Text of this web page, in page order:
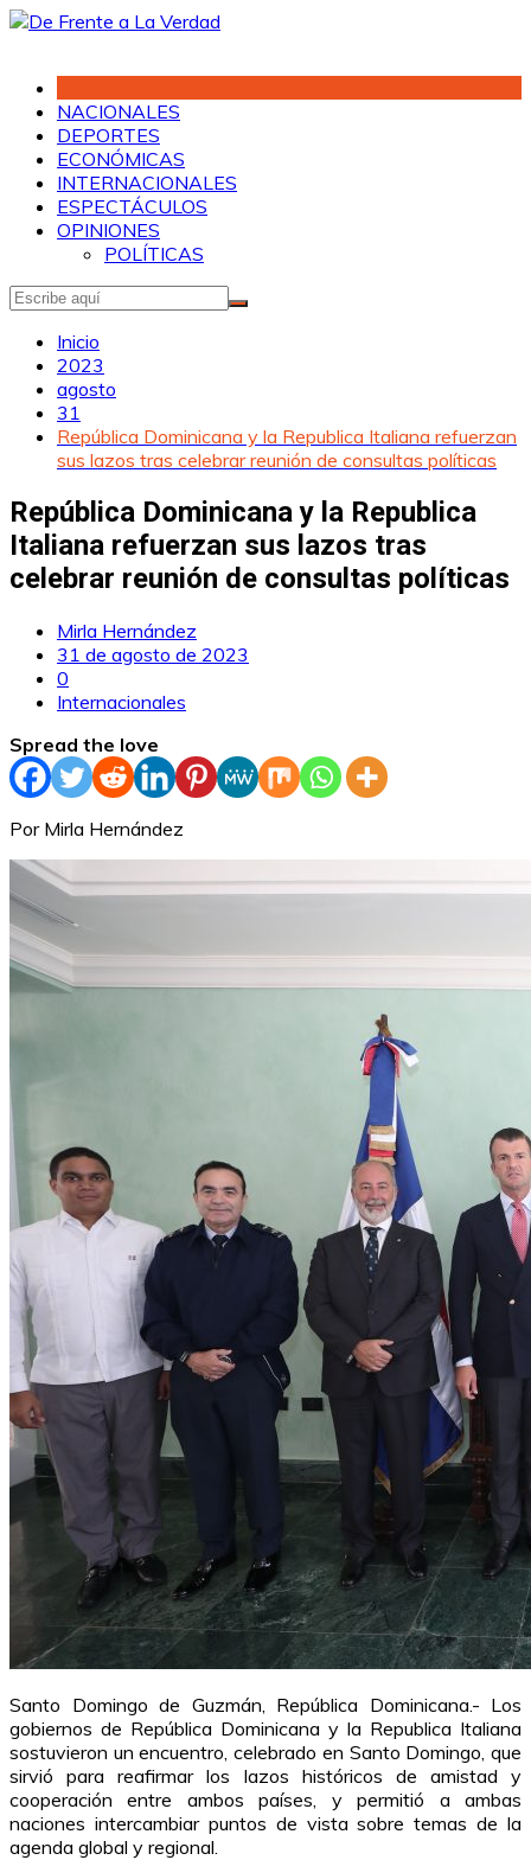
Saltar
NACIONALES
DEPORTES
ECONÓMICAS
INTERNACIONALES
ESPECTÁCULOS
OPINIONES
POLÍTICAS
Inicio
2023
agosto
31
República Dominicana y la Republica Italiana refuerzan
sus lazos tras celebrar reunión de consultas políticas
República Dominicana y la Republica
Italiana refuerzan sus lazos tras
celebrar reunión de consultas políticas
Mirla Hernández
31 de agosto de 2023
0
Internacionales
Spread the love
Por Mirla Hernández
Santo Domingo de Guzmán, República Dominicana.- Los
gobiernos de República Dominicana y la Republica Italiana
sostuvieron un encuentro, celebrado en Santo Domingo, que
sirvió para reafirmar los lazos históricos de amistad y
cooperación entre ambos países, y permitió a ambas
naciones intercambiar puntos de vista sobre temas de la
agenda global y regional.